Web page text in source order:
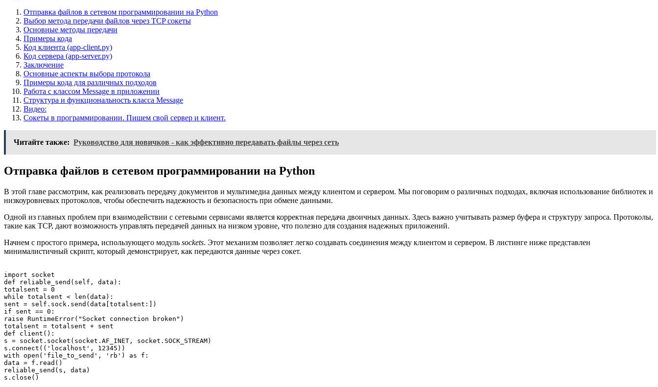
Отправка файлов в сетевом программировании на Python
Выбор метода передачи файлов через TCP сокеты
Основные методы передачи
Примеры кода
Код клиента (app-client.py)
Код сервера (app-server.py)
Заключение
Основные аспекты выбора протокола
Примеры кода для различных подходов
Работа с классом Message в приложении
Структура и функциональность класса Message
Видео:
Сокеты в программировании. Пишем свой сервер и клиент.
Читайте также: Руководство для новичков - как эффективно передавать файлы через сеть
Отправка файлов в сетевом программировании на Python
В этой главе рассмотрим, как реализовать передачу документов и мультимедиа данных между клиентом и сервером. Мы поговорим о различных подходах, включая использование библиотек и
низкоуровневых протоколов, чтобы обеспечить надежность и безопасность при обмене данными.
Одной из главных проблем при взаимодействии с сетевыми сервисами является корректная передача двоичных данных. Здесь важно учитывать размер буфера и структуру запроса. Протоколы,
такие как TCP, дают возможность управлять передачей данных на низком уровне, что полезно для создания надежных приложений.
Начнем с простого примера, использующего модуль sockets. Этот механизм позволяет легко создавать соединения между клиентом и сервером. В листинге ниже представлен
минималистичный скрипт, который демонстрирует, как передаются данные через сокет.
import socket
def reliable_send(self, data):
totalsent = 0
while totalsent < len(data):
sent = self.sock.send(data[totalsent:])
if sent == 0:
raise RuntimeError("Socket connection broken")
totalsent = totalsent + sent
def client():
s = socket.socket(socket.AF_INET, socket.SOCK_STREAM)
s.connect(('localhost', 12345))
with open('file_to_send', 'rb') as f:
data = f.read()
reliable_send(s, data)